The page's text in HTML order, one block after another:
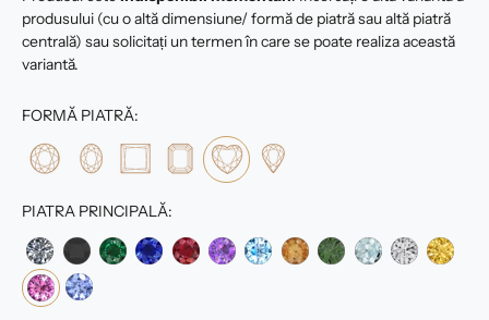
produsului (cu o altă dimensiune/ formă de piatră sau altă piatră
centrală) sau solicitați un termen în care se poate realiza această
variantă.
FORMĂ PIATRĂ:
PIATRA PRINCIPALĂ: